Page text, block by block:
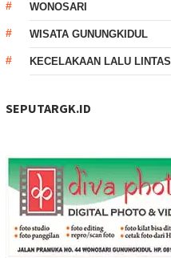
WONOSARI
WISATA GUNUNGKIDUL
KECELAKAAN LALU LINTAS
SEPUTARGK.ID